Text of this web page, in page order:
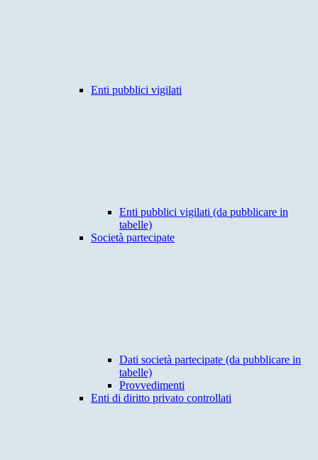
Enti pubblici vigilati
Enti pubblici vigilati (da pubblicare in
tabelle)
Società partecipate
Dati società partecipate (da pubblicare in
tabelle)
Provvedimenti
Enti di diritto privato controllati